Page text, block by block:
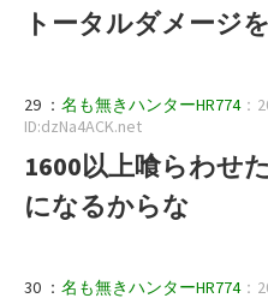
トータルダメージ
29 ： 名も無きハンターHR774：
ID:dzNa4ACK.net
1600以上喰らわせ
になるからな
30 ： 名も無きハンターHR774：